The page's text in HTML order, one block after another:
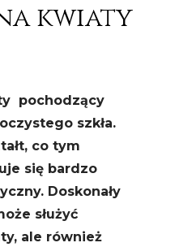
kwiaty
pochodzący
szkła.
co tym
się bardzo
Doskonały
służyć
ale również